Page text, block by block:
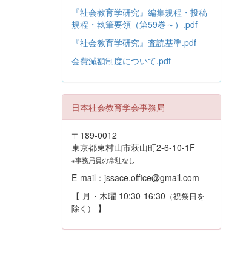
『社会教育学研究』編集規程・投稿
規程・執筆要領（第59巻～）.pdf
『社会教育学研究』査読基準.pdf
会費減額制度について.pdf
日本社会教育学会事務局
〒189-0012
東京都東村山市萩山町2-6-10-1F
※事務局員の常駐なし
E-mail：jssace.office@gmail.com
【 月・木曜 10:30-16:30 （祝祭日を
除く）
】